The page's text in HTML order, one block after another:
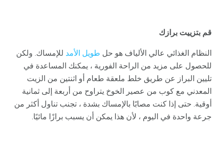
قم بتزييت برازك
النظام الغذائي عالي الألياف هو حل طويل الأمد للإمساك. ولكن
للحصول على مزيد من الراحة الفورية ، يمكنك المساعدة في
تليين البراز عن طريق خلط ملعقة طعام أو اثنتين من الزيت
المعدني مع كوب من عصير الخوخ يتراوح من أربعة إلى ثمانية
أوقية. حتى إذا كنت مصابًا بالإمساك بشدة ، تجنب تناول أكثر من
جرعة واحدة في اليوم ، لأن هذا يمكن أن يسبب برازًا مائيًا.